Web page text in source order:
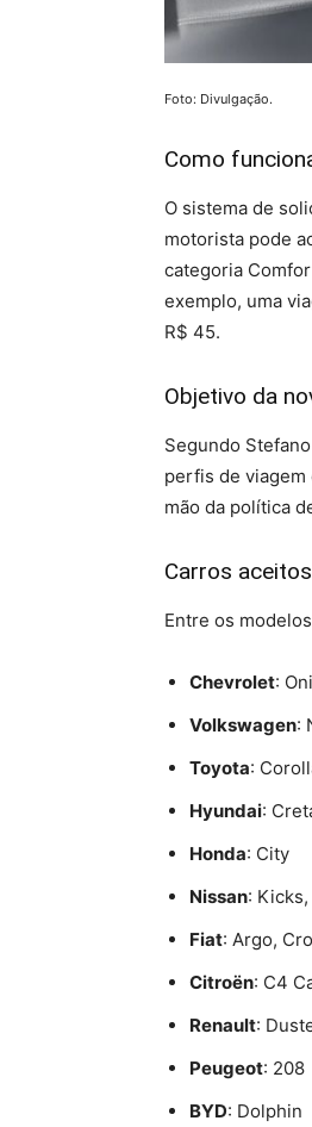
Foto: Divulgação.
Como
O sistema de
motorista pode
categoria
exemplo, uma
R$ 45.
Objetivo da
Segundo
perfis de
mão da política
Carros aceitos
Entre os
Chevrolet:
Volkswagen:
Toyota:
Hyundai:
Honda: City
Nissan:
Fiat: Argo,
Citroën: C4
Renault:
Peugeot: 208
BYD: Dolphin